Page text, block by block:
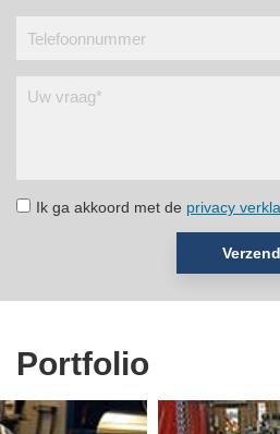
Ik ga akkoord met de privacy
Portfolio